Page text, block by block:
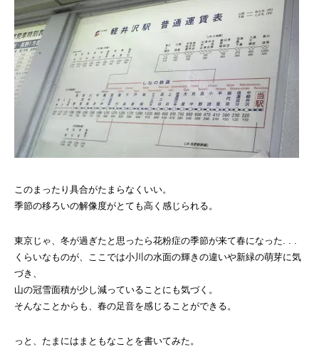
このまったり具合がたまらなくいい。
季節の移ろいの解像度がとても高く感じられる。
東京じゃ、冬が過ぎたと思ったら花粉症の季節が来て春になった. . .
くらいなものが、ここでは小川の水面の輝きの違いや新緑の萌芽に気
づき、
山の冠雪面積が少し減っていることにも気づく。
そんなことからも、春の足音を感じることができる。
っと、たまにはまともなことを書いてみた。